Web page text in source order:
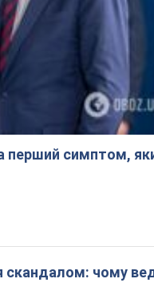
симптом,
скандалом: чому